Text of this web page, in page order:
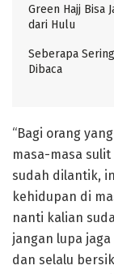
Green Hajj Bisa
dari Hulu
Seberapa
Dibaca
“Bagi orang
masa-masa
sudah dilantik,
kehidupan di
nanti kalian
jangan lupa
dan selalu